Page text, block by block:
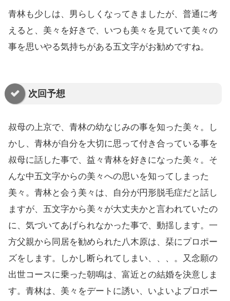
青林も少しは、男らしくなってきましたが、普通に考
えると、美々を好きで、いつも美々を見ていて美々の
事を思いやる気持ちがある五文字がお勧めですね。
次回予想
叔母の上京で、青林の幼なじみの事を知った美々。し
かし、青林が自分を大切に思って付き合っている事を
叔母に話した事で、益々青林を好きになった美々。そ
んな中五文字からの美々への思いを知ってしまった
美々。青林と会う美々は、自分が円形脱毛症だと話し
ますが、五文字から美々が大丈夫かと言われていたの
に、気づいてあげられなかった事で、動揺します。一
方父親から同居を勧められた八木原は、栞にプロポー
ズをします。しかし断られてしまい、、、。又念願の
出世コースに乗った朝鳴は、富近との結婚を決意しま
す。青林は、美々をデートに誘い、いよいよプロポー